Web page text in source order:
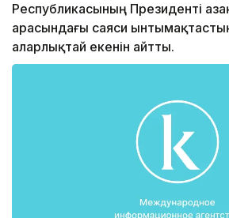
Республикасының Президенті
арасындағы саяси
аларлықтай екенін айтты.